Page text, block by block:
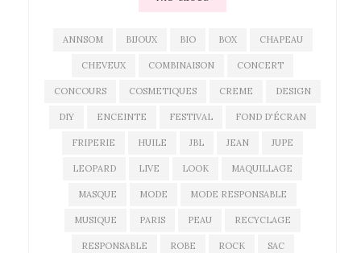
ANNSOM BIJOUX BIO BOX CHAPEAU
CHEVEUX COMBINAISON CONCERT
CONCOURS COSMETIQUES CREME DESIGN
DIY ENCEINTE FESTIVAL FOND D'ÉCRAN
FRIPERIE HUILE JBL JEAN JUPE
LEOPARD LIVE LOOK MAQUILLAGE
MASQUE MODE MODE RESPONSABLE
MUSIQUE PARIS PEAU RECYCLAGE
RESPONSABLE ROBE ROCK SAC